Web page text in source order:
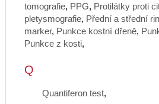
tomografie, PPG, Protilátky proti
pletysmografie, Přední a střední
marker, Punkce kostní dřeně,
Punkce z kosti,
Q
Quantiferon test,